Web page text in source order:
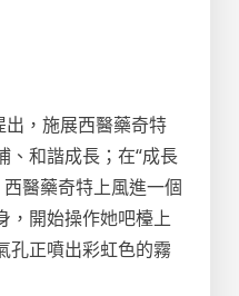
，施展西醫藥奇特
、和諧成長；在“成長
醫藥奇特上風進一個
，開始操作她吧檯上
孔正噴出彩虹色的霧